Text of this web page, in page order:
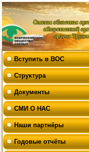
Вступить в ВОС
Структура
Документы
СМИ О НАС
Наши партнёры
Годовые отчёты